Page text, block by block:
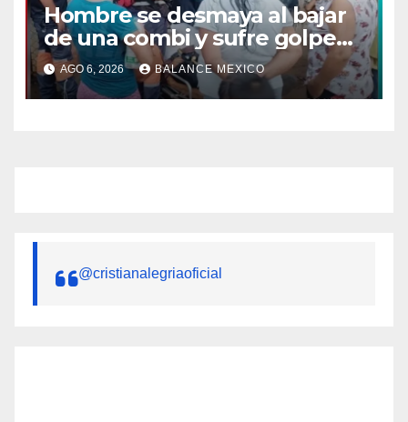
Hombre se desmaya al bajar
de una combi y sufre golpe
en la cabeza en Tapachula
AGO 6, 2026 BALANCE MEXICO
@cristianalegriaoficial